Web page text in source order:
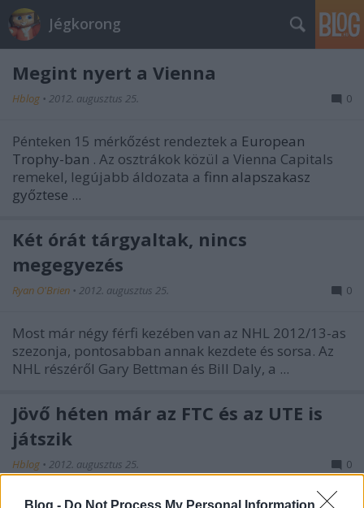
Blog - Do Not Process My Personal Information
Jégkorong
Megint nyert a Vienna
Hblog • 2012. augusztus 25. 0
Pénteken 15 mérkőzést rendeztek a European
Trophy-ban . Az osztrákok közül a Vienna Capitals
remekel, legújabb áldozata a finn alapszakasz
győztese ...
Két órát tárgyaltak, nincs
megegyezés
Ryan O'Brien • 2012. augusztus 25. 0
Most már négy férfi kezében van az NHL 2012/13-as
szezonja, pontosabban annak kezdete és sorsa. Az
NHL részéről Gary Bettman és Bill Daly, a ...
Jövő héten már az FTC és az UTE is
játszik
Hblog • 2012. augusztus 25. 0